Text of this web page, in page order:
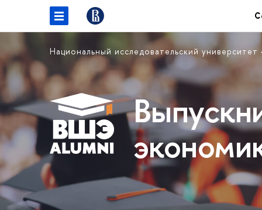
Национальный исследовательский